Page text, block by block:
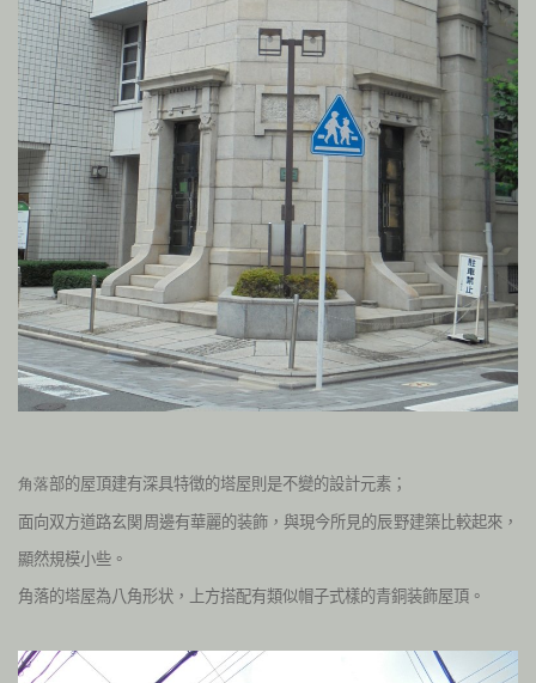
角落部的屋頂建有深具特徴的塔屋則是不變的設計元素；
面向双方道路玄関周邊有華麗的装飾，與現今所見的辰野建築比較起來，
顯然規模小些。
角落的塔屋為八角形状，上方搭配有類似帽子式樣的青銅装飾屋頂。